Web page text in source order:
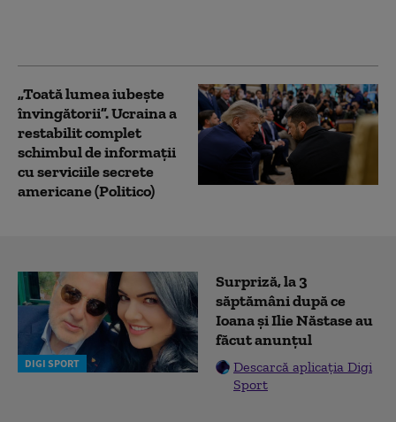
„Toată lumea iubește
învingătorii”. Ucraina a
restabilit complet
schimbul de informații
cu serviciile secrete
americane (Politico)
DIGI SPORT
Surpriză, la 3
săptămâni după ce
Ioana și Ilie Năstase au
făcut anunțul
Descarcă aplicația Digi
Sport